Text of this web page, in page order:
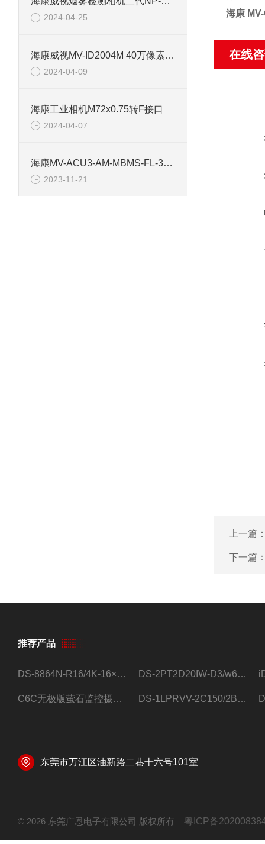
2024-04-25
海康威视MV-ID2004M 40万像素工业相机
2024-04-09
海康工业相机M72x0.75转F接口
2024-04-07
海康MV-ACU3-AM-MBMS-FL-3M 工业相机镜头
2023-11-21
海康
在线
上一篇
下一篇
推荐产品
DS-8864N-R16/4K-16×4T/希捷16盘位录像机 DS-2PT2D20IW-D3/w64路高清硬盘录像机
C6C无极版萤石监控摄像头 DS-1LPRVV-2C150/2B监控室外夜视高清电源线护套线200米/卷
东莞市万江区油新路二巷十六号101室
© 2026 东莞广恩电子有限公司 版权所有 粤ICP备